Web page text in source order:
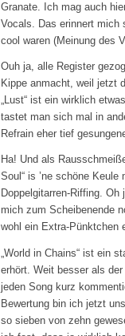
Granate. Ich mag auch
Vocals. Das erinnert mich
cool waren (Meinung des
Ouh ja, alle Register
Kippe anmacht, weil jetzt
„Lust“ ist ein wirklich
tastet man sich mal in
Refrain eher tief
Ha! Und als
Soul“ is ’ne schöne
Doppelgitarren-Riffing.
mich zum Scheibenende
wohl ein Extra-Pünktchen
„World in Chains“ ist ein
erhört. Weit besser als
jeden Song kurz
Bewertung bin ich jetzt
so sieben von zehn